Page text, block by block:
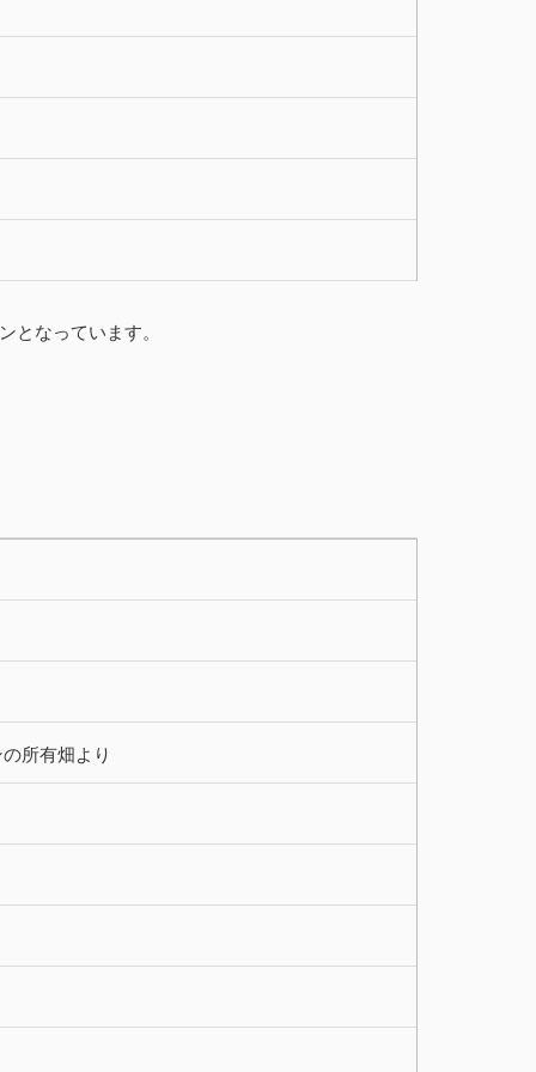
となっています。
の所有畑より